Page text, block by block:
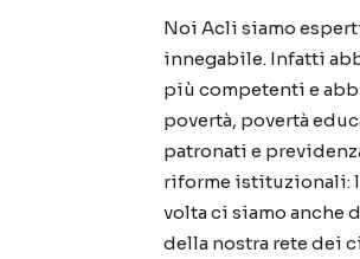
Noi Acli siamo
innegabile. Infatti
più competenti e
povertà, povertà
patronati e
riforme istituzionali:
volta ci siamo anche
della nostra rete dei